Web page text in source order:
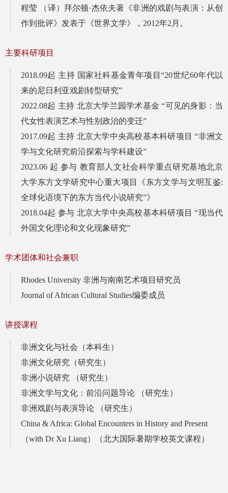
程莹 （译）拜尔顿·杰依夫著《非洲的戏剧与表演：从创
作到批评》发表于《世界文学》，2012年2月。
主要科研项目
2018.09起 主持 国家社科基金青年项目“20世纪60年代以
来的尼日利亚戏剧转型研究”
2022.08起 主持 北京大学兰园学术基金 “可见的身影：当
代女性表演艺术与性别政治的变迁”
2017.09起 主持 北京大学中央高校基本科研项目 “非洲文
学与文化研究前沿探索与学科建设”
2023.06 起 参与 教育部人文社会科学重点研究基地北京
大学东方文学研究中心重大项目《东方文学与文明互鉴:
全球化语境下的东方当代小说研究”》
2018.04起 参与 北京大学中央高校基本科研项目 “现当代
外国文化理论和文化现象研究”
学术团体和社会兼职
Rhodes University 非洲与南南艺术项目研究员
Journal of African Cultural Studies编委成员
讲授课程
非洲文化与社会（本科生）
非洲文化研究（研究生）
非洲小说研究 （研究生）
非洲文学与文化：前沿问题导论 （研究生）
非洲戏剧与表演导论 （研究生）
China & Africa: Global Encounters in History and Present
（with Dr Xu Liang）（北大国际暑期学校英文课程）